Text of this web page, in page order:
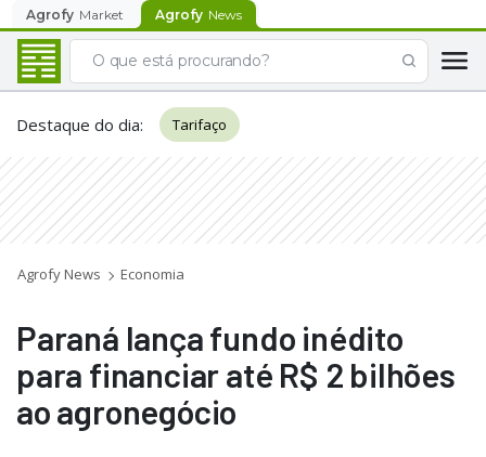
Agrofy Market Agrofy News
Destaque do dia: Tarifaço
Agrofy News Economia
Paraná lança fundo inédito
para financiar até R$ 2 bilhões
ao agronegócio